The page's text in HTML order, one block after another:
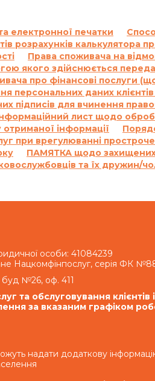
електронної печатки
розрахунків калькулятора
Права споживача на
якого здійснюється
про фінансові послуги
персональних даних
підписів для вчинення
лист щодо
інформації
при врегулюванні
ПАМЯТКА щодо захищених
та їх дружин/
особи: 41084239
Нацкомфінпослуг, серія ФК
буд №26, оф. 411
та обслуговування клієнтів
за вказаним графіком
надати додаткову